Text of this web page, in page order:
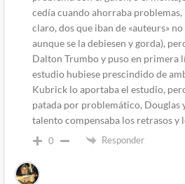
cedía cuando ahorraba
claro, dos que iban de «auteurs»
aunque se la debiesen y gorda),
Dalton Trumbo y puso en primera
estudio hubiese prescindido de
Kubrick lo aportaba el estudio,
patada por problemático, Douglas
talento compensaba los retrasos y
0 Responder